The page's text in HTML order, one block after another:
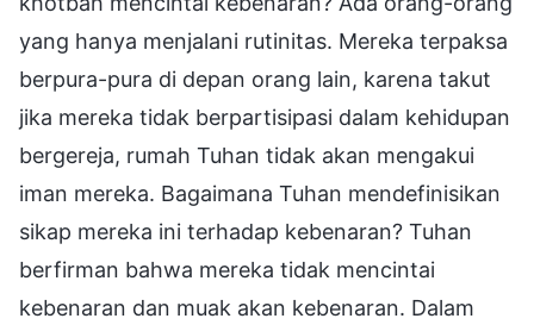
yang hanya menjalani rutinitas. Mereka terpaksa
berpura-pura di depan orang lain, karena takut
jika mereka tidak berpartisipasi dalam kehidupan
bergereja, rumah Tuhan tidak akan mengakui
iman mereka. Bagaimana Tuhan mendefinisikan
sikap mereka ini terhadap kebenaran? Tuhan
berfirman bahwa mereka tidak mencintai
kebenaran dan muak akan kebenaran. Dalam